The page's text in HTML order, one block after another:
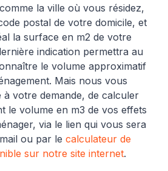
la ville où vous résidez,
postal de votre domicile, et
la surface en m2 de votre
indication permettra au
le volume approximatif
Mais nous vous
à votre demande, de calculer
le volume en m3 de vos effets
via le lien qui vous sera
ou par le calculateur de
sur notre site internet.